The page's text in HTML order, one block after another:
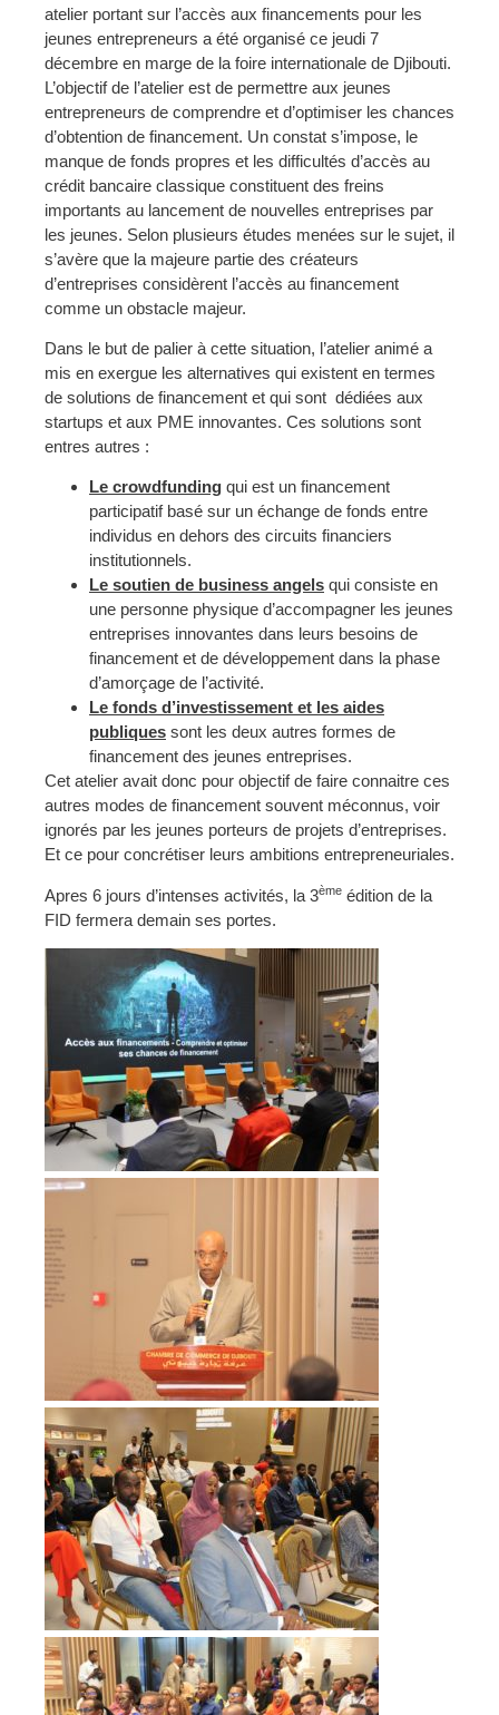
atelier portant sur l’accès aux financements pour les
jeunes entrepreneurs a été organisé ce jeudi 7
décembre en marge de la foire internationale de Djibouti.
L’objectif de l’atelier est de permettre aux jeunes
entrepreneurs de comprendre et d’optimiser les chances
d’obtention de financement. Un constat s’impose, le
manque de fonds propres et les difficultés d’accès au
crédit bancaire classique constituent des freins
importants au lancement de nouvelles entreprises par
les jeunes. Selon plusieurs études menées sur le sujet, il
s’avère que la majeure partie des créateurs
d’entreprises considèrent l’accès au financement
comme un obstacle majeur.
Dans le but de palier à cette situation, l’atelier animé a
mis en exergue les alternatives qui existent en termes
de solutions de financement et qui sont dédiées aux
startups et aux PME innovantes. Ces solutions sont
entres autres :
Le crowdfunding qui est un financement
participatif basé sur un échange de fonds entre
individus en dehors des circuits financiers
institutionnels.
Le soutien de business angels qui consiste en
une personne physique d’accompagner les jeunes
entreprises innovantes dans leurs besoins de
financement et de développement dans la phase
d’amorçage de l’activité.
Le fonds d’investissement et les aides
publiques sont les deux autres formes de
financement des jeunes entreprises.
Cet atelier avait donc pour objectif de faire connaitre ces
autres modes de financement souvent méconnus, voir
ignorés par les jeunes porteurs de projets d’entreprises.
Et ce pour concrétiser leurs ambitions entrepreneuriales.
Apres 6 jours d’intenses activités, la 3ème édition de la
FID fermera demain ses portes.